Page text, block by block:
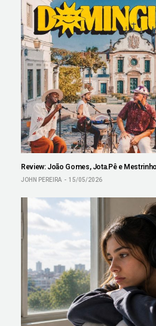
Review: João Gomes, Jota.Pê e
JOHN PEREIRA 15/05/2026